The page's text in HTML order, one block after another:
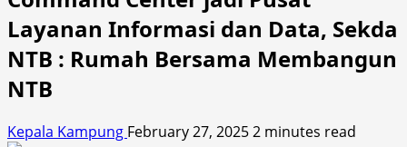
Layanan Informasi dan Data, Sekda
NTB : Rumah Bersama Membangun
NTB
Kepala Kampung February 27, 20252 minutes read